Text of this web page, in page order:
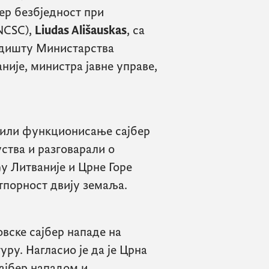
безбједност при
), Liudas Ališauskas, са
Министарства
министра јавне управе,
функционисање сајбер
и разговарали о
Литваније и Црне Горе
двију земаља.
сајбер нападе на
Нагласио је да је Црна